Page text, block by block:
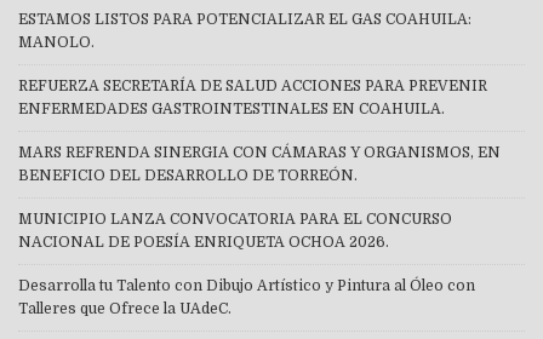
ESTAMOS LISTOS PARA POTENCIALIZAR EL GAS COAHUILA:
MANOLO.
REFUERZA SECRETARÍA DE SALUD ACCIONES PARA PREVENIR
ENFERMEDADES GASTROINTESTINALES EN COAHUILA.
MARS REFRENDA SINERGIA CON CÁMARAS Y ORGANISMOS, EN
BENEFICIO DEL DESARROLLO DE TORREÓN.
MUNICIPIO LANZA CONVOCATORIA PARA EL CONCURSO
NACIONAL DE POESÍA ENRIQUETA OCHOA 2026.
Desarrolla tu Talento con Dibujo Artístico y Pintura al Óleo con
Talleres que Ofrece la UAdeC.